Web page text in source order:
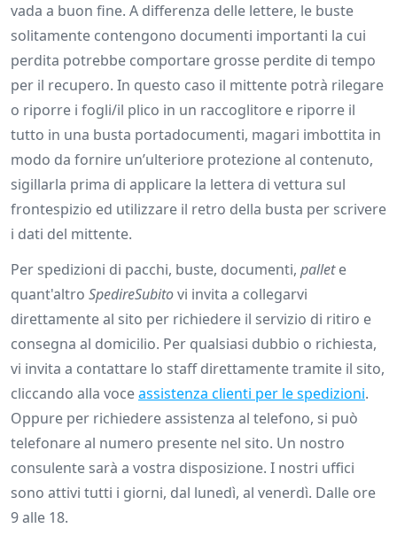
vada a buon fine. A differenza delle lettere, le buste
solitamente contengono documenti importanti la cui
perdita potrebbe comportare grosse perdite di tempo
per il recupero. In questo caso il mittente potrà rilegare
o riporre i fogli/il plico in un raccoglitore e riporre il
tutto in una busta portadocumenti, magari imbottita in
modo da fornire un’ulteriore protezione al contenuto,
sigillarla prima di applicare la lettera di vettura sul
frontespizio ed utilizzare il retro della busta per scrivere
i dati del mittente.
Per spedizioni di pacchi, buste, documenti, pallete
quant'altro SpedireSubitovi invita a collegarvi
direttamente al sito per richiedere il servizio di ritiro e
consegna al domicilio. Per qualsiasi dubbio o richiesta,
vi invita a contattare lo staff direttamente tramite il sito,
cliccando alla voceassistenza clienti per le spedizioni.
Oppure per richiedere assistenza al telefono, si può
telefonare al numero presente nel sito. Un nostro
consulente sarà a vostra disposizione. I nostri uffici
sono attivi tutti i giorni, dal lunedì, al venerdì. Dalle ore
9 alle 18.